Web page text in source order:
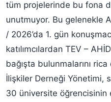
tüm projelerinde bu fona
unutmuyor. Bu gelenekle
/ 2026’da 1. gün
katılımcılardan TEV –
bağışta bulunmalarını
İlişkiler Derneği Yönetimi,
30 üniversite öğrencisinin